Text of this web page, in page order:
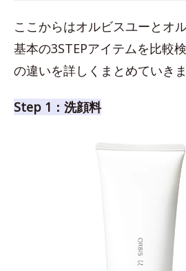
ここからはオルビスユーとオ
基本の3STEPアイテムを比較
の違いを詳しくまとめていきま
Step 1：洗顔料